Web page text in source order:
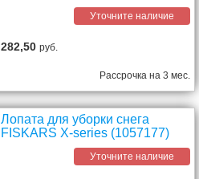
Уточните наличие
282,50руб.
Рассрочка на 3 мес.
Лопата для уборки снега
FISKARS X-series (1057177)
Уточните наличие